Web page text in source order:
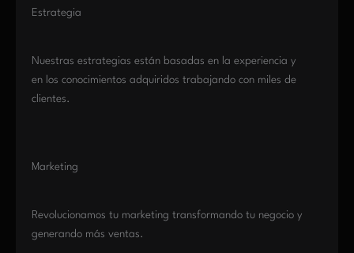
Estrategia
Nuestras estrategias están basadas en la experiencia y
en los conocimientos adquiridos trabajando con miles de
clientes.
Marketing
Revolucionamos tu marketing transformando tu negocio y
generando más ventas.